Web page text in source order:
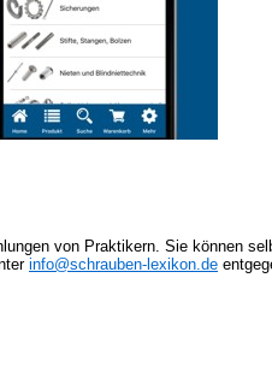
von Praktikern. Sie können
info@schrauben-lexikon.de